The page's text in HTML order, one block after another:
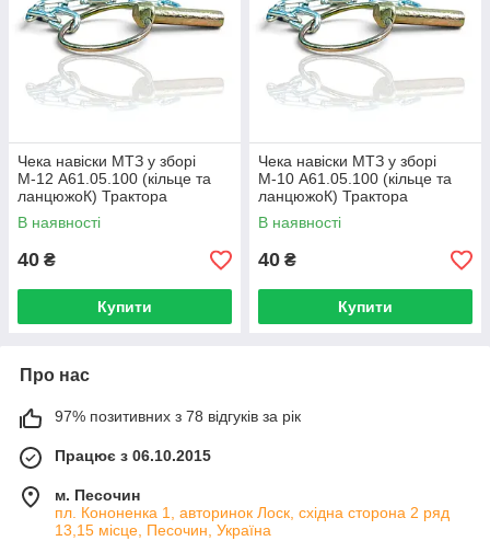
Чека навіски МТЗ у зборі
М-12 А61.05.100 (кільце та
ланцюжоК) Трактора
МТЗ-80/82
В наявності
40 ₴
Купити
Чека навіски МТЗ у зборі
М-10 А61.05.100 (кільце та
ланцюжоК) Трактора
МТЗ-80/82
В наявності
40 ₴
Купити
Про нас
97% позитивних з 78 відгуків за рік
Працює з 06.10.2015
м. Песочин
пл. Кононенка 1, авторинок Лоск, східна сторона 2 ряд
13,15 місце, Песочин, Україна